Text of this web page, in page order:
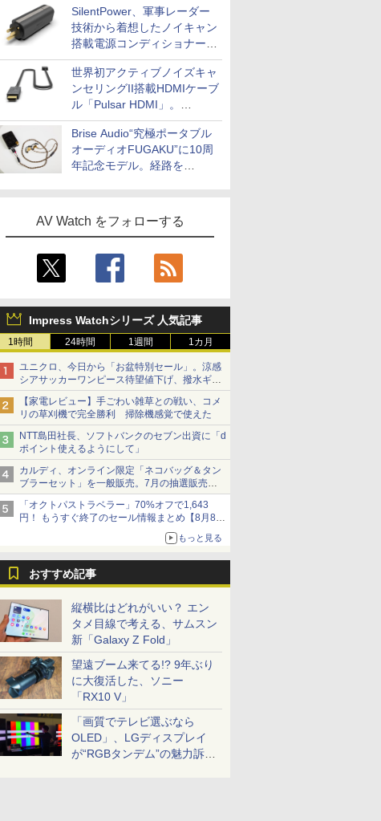
SilentPower、軍事レーダー
技術から着想したノイキャン
搭載電源コンディショナー
「AC iPurifier2」
世界初アクティブノイズキャ
ンセリングII搭載HDMIケーブ
ル「Pulsar HDMI」。
SilentPowerから
Brise Audio“究極ポータブル
オーディオFUGAKU”に10周
年記念モデル。経路を
AV Watch をフォローする
Impress Watchシリーズ 人気記事
1時間 24時間 1週間 1カ月
ユニクロ、今日から「お盆特別セール」。涼感
シアサッカーワンピース待望値下げ、撥水ギア
ショーツは1990円に
【家電レビュー】手ごわい雑草との戦い、コメ
リの草刈機で完全勝利 掃除機感覚で使えた
NTT島田社長、ソフトバンクのセブン出資に「d
ポイント使えるようにして」
カルディ、オンライン限定「ネコバッグ＆タン
ブラーセット」を一般販売。7月の抽選販売の
当選無効分
「オクトパストラベラー」70%オフで1,643
円！ もうすぐ終了のセール情報まとめ【8月8日
ニンテンドーeショップでは「大神 絶景版」が
もっと見る
おすすめ記事
縦横比はどれがいい？ エン
タメ目線で考える、サムスン
新「Galaxy Z Fold」
望遠ブーム来てる!? 9年ぶり
に大復活した、ソニー
「RX10 V」
「画質でテレビ選ぶなら
OLED」、LGディスプレイ
が“RGBタンデム”の魅力訴